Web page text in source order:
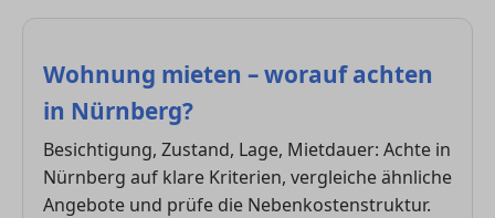
Wohnung mieten – worauf achten
in Nürnberg?
Besichtigung, Zustand, Lage, Mietdauer: Achte in
Nürnberg auf klare Kriterien, vergleiche ähnliche
Angebote und prüfe die Nebenkostenstruktur.